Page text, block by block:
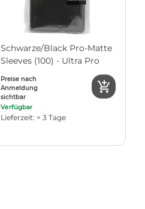
Schwarze/Black Pro-Matte
Sleeves (100) - Ultra Pro
Preise nach
Anmeldung
sichtbar
Verfügbar
Lieferzeit: > 3 Tage